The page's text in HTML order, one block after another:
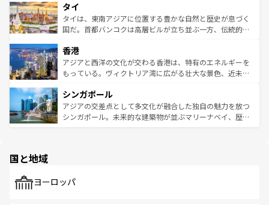
リティに包まれながら、韓国の多彩な魅力を心ゆくまで味
わってみてほしい。 なお、新着の韓国情報はコンテンツ一
覧を参照してほしい。
急速な発展と共に伝統が息づく。ハノイの古い町並みやホ
ーチミン市のフランス統治時代の建物も、独特の雰囲気を
醸し出している。また、バラエティの豊かさとおいしさで
とつ。フォーやバインミー、ベトナムコーヒーなどは、ぜ
ひ現地で味わいたい。どの地域を訪れてもあたたかい人々
が旅行者を迎えてくれるので、きっと忘れられない旅にな
参照してほしい。
タイ
タイは、東南アジアに位置する豊かな自然と歴史が息づく
国だ。首都バンコクは高層ビルが立ち並ぶ一方、伝統的な
の活気が交差している。北部ではチェンマイなどの山岳地
帯で自然と触れ合い、南部ではプーケットやクラビの美し
いビーチでリゾート気分を楽しむことができる。タイ料理
激する。気候は一年中温暖で、どの季節にも異なる楽しみ
が待っている。親しみやすいタイの人々、仏教を中心とし
た文化、そして多様な観光資源が、訪れる旅人を魅了し続
香港
アジアと西洋の文化が交わる香港は、特有のエネルギーを
もっている。ヴィクトリア湾に広がる壮大な景色、近未来
み、どこを訪れても感動するはず。観光スポットが密集し
ており、効率よく見どころを回れるのも魅力。息をのむよ
うな絶景から文化的な体験まで、香港を存分に楽しみ尽く
シンガポール
アジアの交差点として多文化が融合した独自の魅力を放つ
シンガポール。未来的な建築物が並ぶマリーナベイ、歴史
で、ホーカーズは地元の風情を楽しめる外せないスポット
国と地域
ヨーロッパ